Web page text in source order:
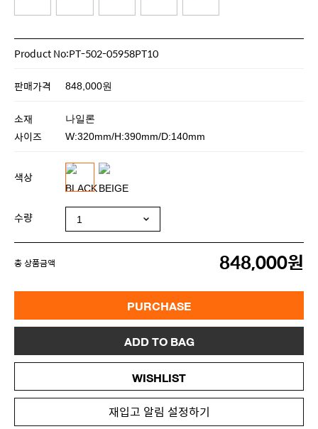
Product No:PT-502-05958PT10
판매가격 848,000원
소재 나일론
사이즈 W:320mm/H:390mm/D:140mm
색상
수량
총 상품금액 848,000원
PURCHASE
ADD TO BAG
WISHLIST
재입고 알림 설정하기